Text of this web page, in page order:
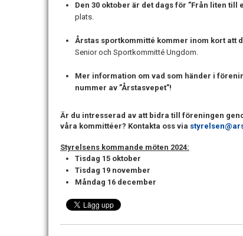
Den 30 oktober är det dags för ”Från liten till
plats.
Årstas sportkommitté kommer inom kort att
Senior och Sportkommitté Ungdom.
Mer information om vad som händer i
nummer av ”Årstasvepet”!
Är du intresserad av att bidra till föreningen
våra kommittéer? Kontakta oss via
Styrelsens kommande möten 2024:
Tisdag 15 oktober
Tisdag 19 november
Måndag 16 december